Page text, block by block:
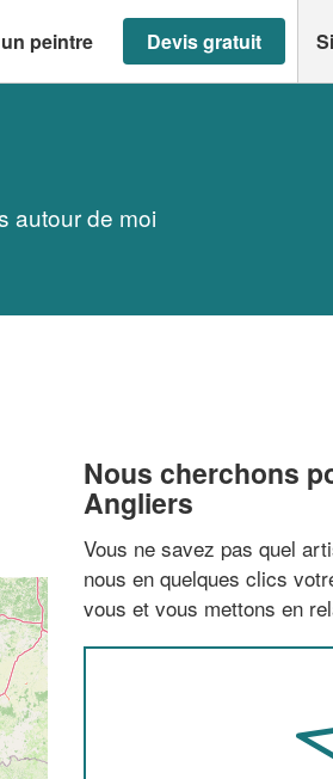
peintre Devis gratuit
autour de moi
Nous cherchons
Angliers
Vous ne savez pas quel
nous en quelques clics
vous et vous mettons en